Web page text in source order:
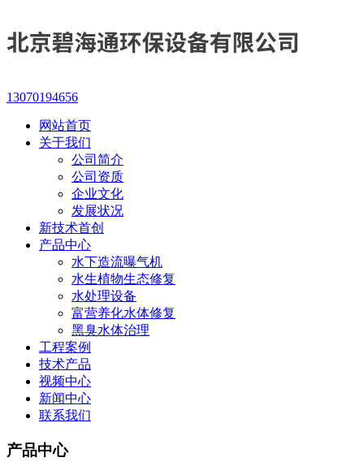
13070194656
网站首页
关于我们
公司简介
公司资质
企业文化
发展状况
新技术首创
产品中心
水下造流曝气机
水生植物生态修复
水处理设备
富营养化水体修复
黑臭水体治理
工程案例
技术产品
视频中心
新闻中心
联系我们
产品中心